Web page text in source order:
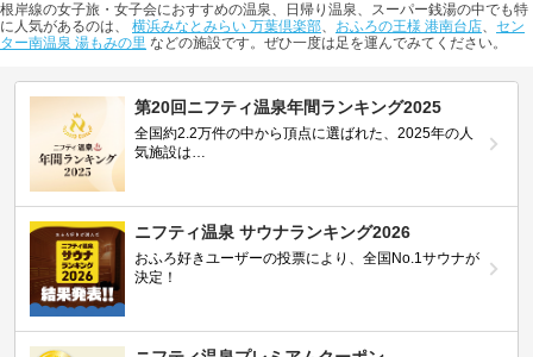
根岸線の女子旅・女子会におすすめの温泉、日帰り温泉、スーパー銭湯の中でも特
に人気があるのは、 横浜みなとみらい 万葉倶楽部、 おふろの王様 港南台店、 セン
ター南温泉 湯もみの里 などの施設です。ぜひ一度は足を運んでみてください。
第20回ニフティ温泉年間ランキング2025
全国約2.2万件の中から頂点に選ばれた、2025年の人
気施設は…
ニフティ温泉 サウナランキング2026
おふろ好きユーザーの投票により、全国No.1サウナが
決定！